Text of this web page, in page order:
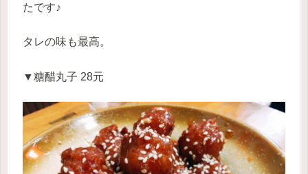
たです♪
タレの味も最高。
▼糖醋丸子 28元